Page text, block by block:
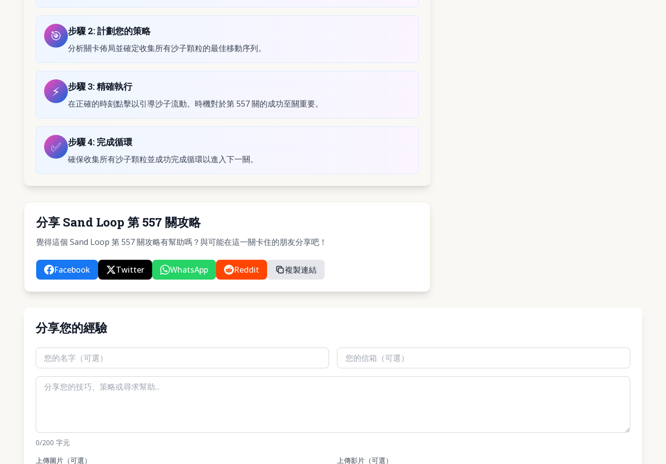
🎯 步驟 2:計劃您的策略
分析關卡佈局並確定收集所有沙子顆粒的最佳移動序列。
⚡ 步驟3:精確執行
在正確的時刻點擊以引導沙子流動。時機對於第 557 關的成功至關重要。
✅ 步驟4: 完成循環
確保收集所有沙子顆粒並成功完成循環以進入下一關。
分享 Sand Loop 第 557 關攻略
覺得這個 Sand Loop 第 557 關攻略有幫助嗎？與可能在這一關卡住的朋友分享吧！
Facebook Twitter WhatsApp Reddit 複製連結
分享您的經驗
0/200 字元
上傳圖片（可選）
上傳影片（可選）